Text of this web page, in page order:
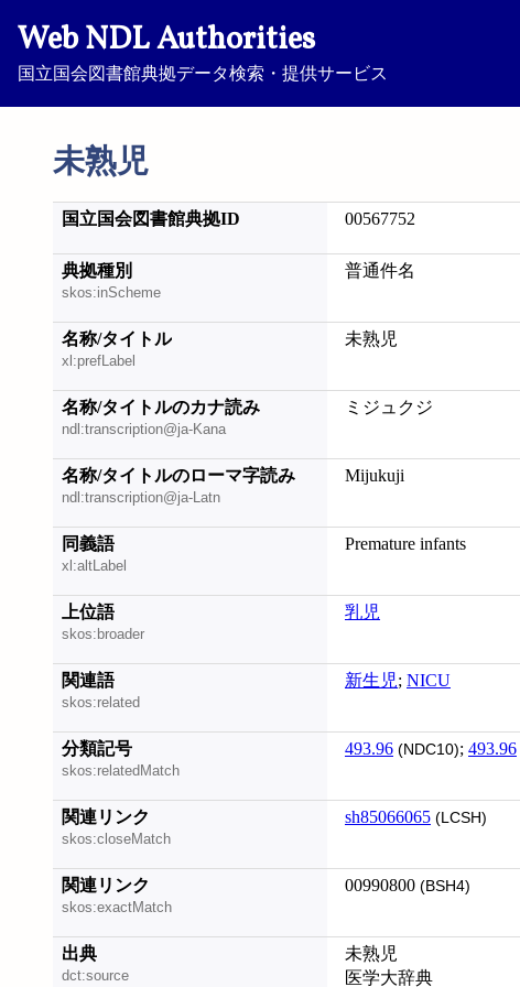
Web NDL Authorities
国立国会図書館典拠データ検索・提供サービス
未熟児
国立国会図書館典拠ID 00567752
典拠種別
skos:inScheme
普通件名
名称/タイトル
xl:prefLabel
未熟児
名称/タイトルのカナ読み
ndl:transcription@ja-Kana
ミジュクジ
名称/タイトルのローマ字読み
ndl:transcription@ja-Latn
Mijukuji
同義語
xl:altLabel
Premature infants
上位語
skos:broader
乳児
関連語
skos:related
新生児; NICU
分類記号
skos:relatedMatch
493.96 (NDC10); 493.96
関連リンク
skos:closeMatch
sh85066065 (LCSH)
関連リンク
skos:exactMatch
00990800 (BSH4)
出典
dct:source
未熟児
医学大辞典